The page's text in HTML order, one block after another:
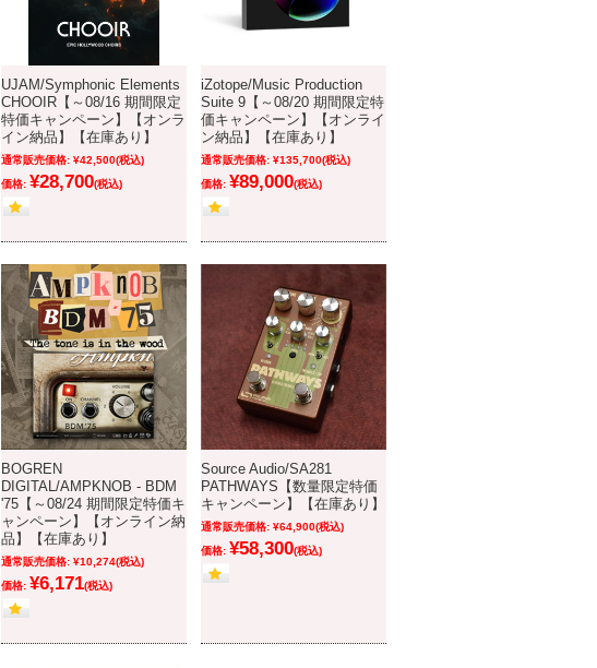
UJAM/Symphonic Elements
CHOOIR【～08/16 期間限定
特価キャンペーン】【オンラ
イン納品】【在庫あり】
通常販売価格: ¥42,500(税込)
価格: ¥28,700(税込)
iZotope/Music Production
Suite 9【～08/20 期間限定特
価キャンペーン】【オンライ
ン納品】【在庫あり】
通常販売価格: ¥135,700(税込)
価格: ¥89,000(税込)
BOGREN
DIGITAL/AMPKNOB - BDM
'75【～08/24 期間限定特価キ
ャンペーン】【オンライン納
品】【在庫あり】
通常販売価格: ¥10,274(税込)
価格: ¥6,171(税込)
Source Audio/SA281
PATHWAYS【数量限定特価
キャンペーン】【在庫あり】
通常販売価格: ¥64,900(税込)
価格: ¥58,300(税込)